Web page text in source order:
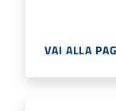
VAI ALLA